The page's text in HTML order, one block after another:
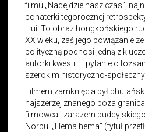
filmu „Nadejdzie nasz czas”,
bohaterki tegorocznej
Hui. To obraz hongkońskiego
XX wieku, zaś jego powiązanie
polityczną podnosi jedną z
autorki kwestii – pytanie o
szerokim historyczno-
Filmem zamknięcia był
najszerzej znanego poza
filmowca i zarazem
Norbu. „Hema hema” (tytuł